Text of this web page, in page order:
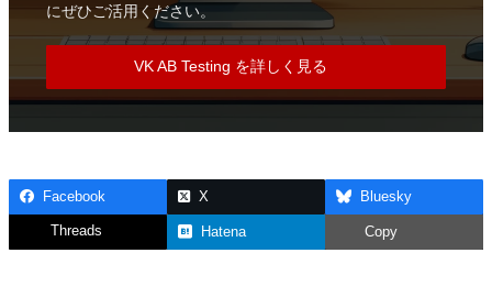
にぜひご活用ください。
VK AB Testing を詳しく見る
Facebook X Bluesky
Threads Hatena Copy